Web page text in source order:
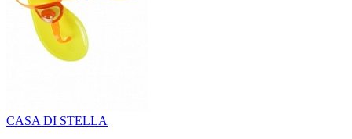
CASA DI STELLA